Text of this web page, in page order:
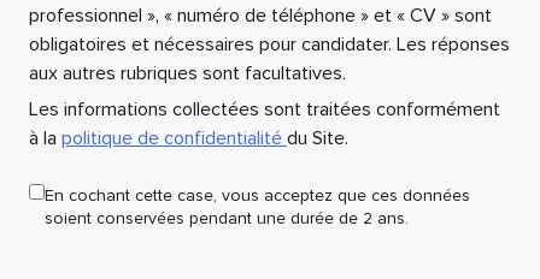
professionnel », « numéro de téléphone » et « CV » sont
obligatoires et nécessaires pour candidater. Les réponses
aux autres rubriques sont facultatives.
Les informations collectées sont traitées conformément
à la politique de confidentialité du Site.
En cochant cette case, vous acceptez que ces données
soient conservées pendant une durée de 2 ans.